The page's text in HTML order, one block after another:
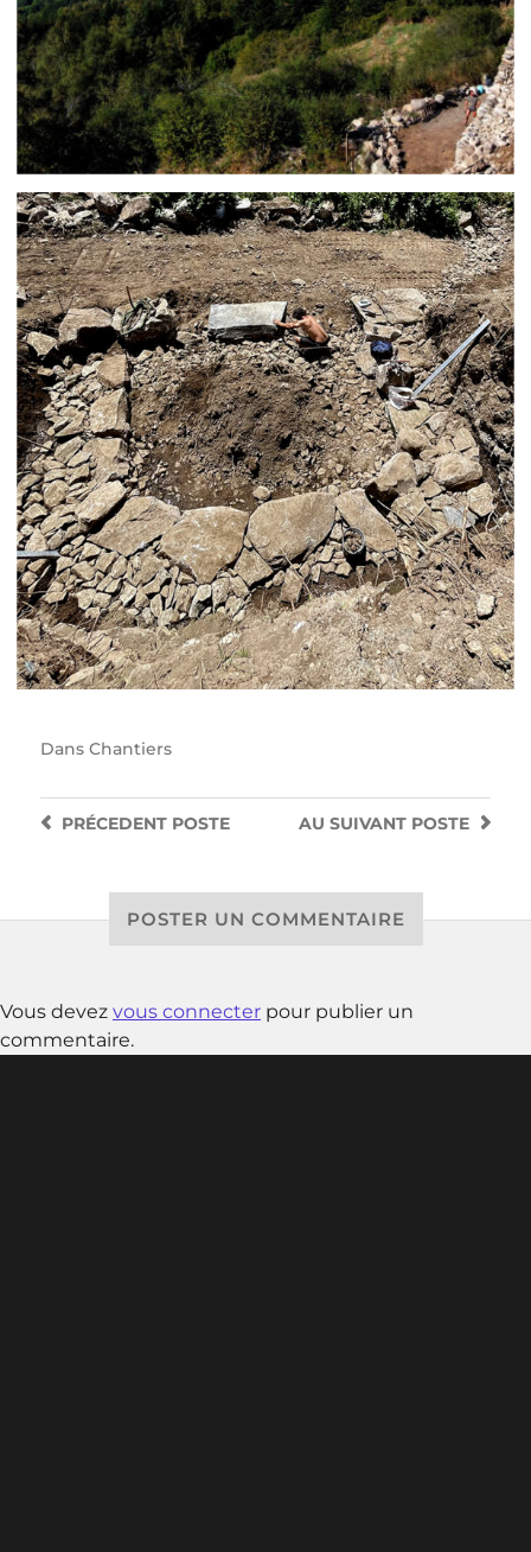
Dans Chantiers
AU SUIVANT POSTE
PRÉCEDENTPOSTE
POSTER UN COMMENTAIRE
Vous devez vous connecter pour publier un
commentaire.